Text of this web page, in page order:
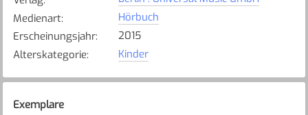
Medienart:
Hörbuch
Erscheinungsjahr:
2015
Alterskategorie: Kinder
Exemplare